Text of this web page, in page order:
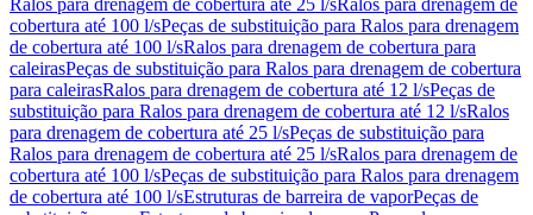
Ralos para drenagem de cobertura até 25 l/sRalos para drenagem de
cobertura até 100 l/sPeças de substituição para Ralos para drenagem
de cobertura até 100 l/sRalos para drenagem de cobertura para
caleirasPeças de substituição para Ralos para drenagem de cobertura
para caleirasRalos para drenagem de cobertura até 12 l/sPeças de
substituição para Ralos para drenagem de cobertura até 12 l/sRalos
para drenagem de cobertura até 25 l/sPeças de substituição para
Ralos para drenagem de cobertura até 25 l/sRalos para drenagem de
cobertura até 100 l/sPeças de substituição para Ralos para drenagem
de cobertura até 100 l/sEstruturas de barreira de vaporPeças de